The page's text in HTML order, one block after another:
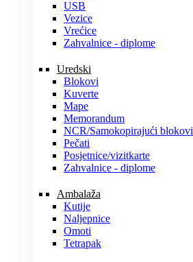
USB
Vezice
Vrećice
Zahvalnice - diplome
Uredski
Blokovi
Kuverte
Mape
Memorandum
NCR/Samokopirajući blokovi
Pečati
Posjetnice/vizitkarte
Zahvalnice - diplome
Ambalaža
Kutije
Naljepnice
Omoti
Tetrapak